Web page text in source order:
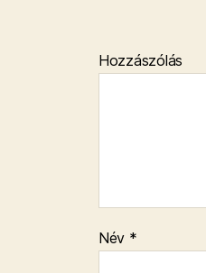
Hozzászólás
Név *